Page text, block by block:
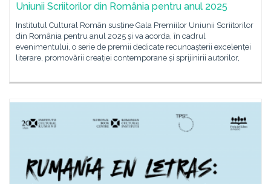
Uniunii Scriitorilor din România pentru anul 2025
Institutul Cultural Român susține Gala Premiilor Uniunii Scriitorilor
din România pentru anul 2025 și va acorda, în cadrul
evenimentului, o serie de premii dedicate recunoașterii excelenței
literare, promovării creației contemporane și sprijinirii autorilor,